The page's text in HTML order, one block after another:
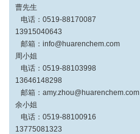
曹先生
电话：0519-88170087
13915040643
邮箱：info@huarenchem.com
周小姐
电话：0519-88103998
13646148298
邮箱：amy.zhou@huarenchem.com
余小姐
电话：0519-88100916
13775081323